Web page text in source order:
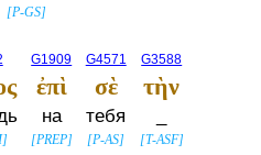
[P-GS]
]
G1909
ἐπὶ
на
[PREP]
G4571
σὲ
тебя
[P-AS]
G3588
τὴν
[T-ASF]